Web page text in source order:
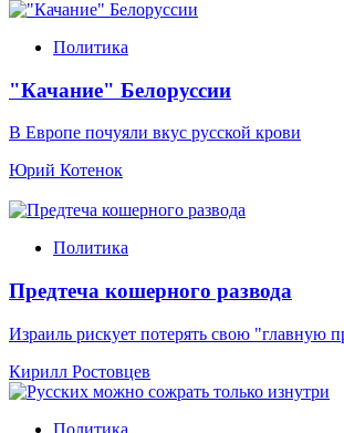
Политика
"Качание" Белоруссии
В Европе почуяли вкус русской крови
Юрий Котенок
Политика
Предтеча кошерного развода
Израиль рискует потерять свою "главную
Кирилл Ростовцев
Политика